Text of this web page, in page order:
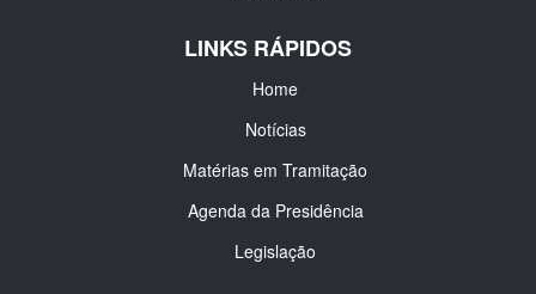
LINKS RÁPIDOS
Home
Notícias
Matérias em Tramitação
Agenda da Presidência
Legislação